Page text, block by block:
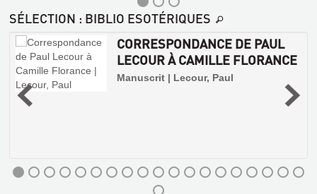
SÉLECTION : BIBLIO ESOTÉRIQUES
CORRESPONDANCE DE PAUL
LECOUR À CAMILLE FLORANCE
Manuscrit | Lecour, Paul